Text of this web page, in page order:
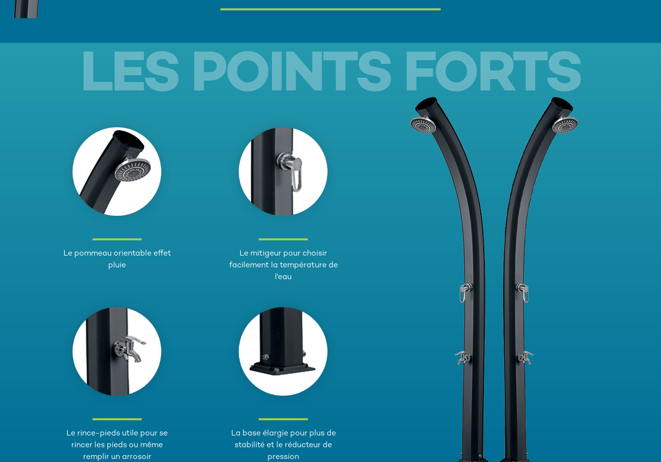
LES POINTS FORTS
Le pommeau orientable effet
pluie
Le mitigeur pour choisir
facilement la température de
l'eau
Le rince-pieds utile pour se
rincer les pieds ou même
remplir un arrosoir
La base élargie pour plus de
stabilité et le réducteur de
pression